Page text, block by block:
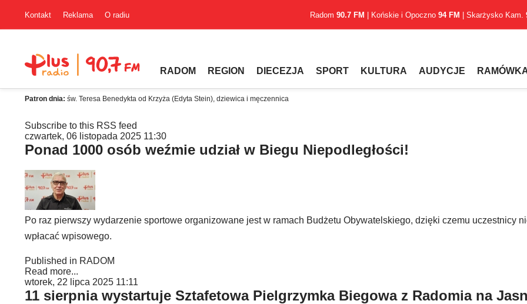
Kontakt Reklama O radiu Radom 90.7 FM | Końskie i Opoczno 94 FM | Skarżysko Kam.
RADOM REGION DIECEZJA SPORT KULTURA AUDYCJE
Patron dnia: św. Teresa Benedykta od Krzyża (Edyta Stein), dziewica i męczennica
Subscribe to this RSS feed
czwartek, 06 listopada 2025 11:30
Ponad 1000 osób weźmie udział w Biegu Niepodległości!
Po raz pierwszy wydarzenie sportowe organizowane jest w ramach Budżetu Obywatelskiego, dzięki czemu uczestnicy
wpłacać wpisowego.
Published in RADOM
Read more...
wtorek, 22 lipca 2025 11:11
11 sierpnia wystartuje Sztafetowa Pielgrzymka Biegowa z Radomia na